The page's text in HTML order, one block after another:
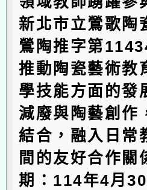
新北市立鶯歌陶
鶯陶推字第
推動陶瓷藝術教
學技能方面的發
減廢與陶藝創作
結合，融入日常
間的友好合作
期：114年4月